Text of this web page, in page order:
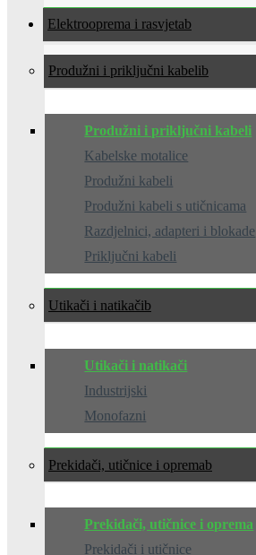
Elektrooprema i rasvjeta
Produžni i priključni kabeli
Produžni i priključni kabeli
Kabelske motalice
Produžni kabeli
Produžni kabeli s utičnicama
Razdjelnici, adapteri i blokade
Priključni kabeli
Utikači i natikači
Utikači i natikači
Industrijski
Monofazni
Prekidači, utičnice i oprema
Prekidači, utičnice i oprema
Prekidači i utičnice